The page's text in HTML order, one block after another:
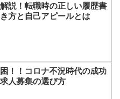
説！転職時の正しい履歴書
方と自己アピールとは
！！コロナ不況時代の成功
人募集の選び方